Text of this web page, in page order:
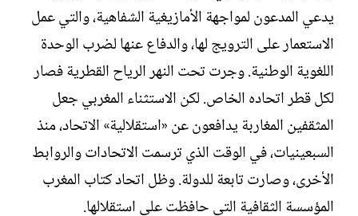
يدعي المدعون لمواجهة الأمازيغية الشفاهية، والتي عمل
الاستعمار على الترويج لها، والدفاع عنها لضرب الوحدة
اللغوية الوطنية. وجرت تحت النهر الرياح القطرية فصار
لكل قطر اتحاده الخاص. لكن الاستثناء المغربي جعل
المثقفين المغاربة يدافعون عن «استقلالية» الاتحاد، منذ
السبعينيات، في الوقت الذي ترسمت الاتحادات والروابط
الأخرى، وصارت تابعة للدولة. وظل اتحاد كتاب المغرب
المؤسسة الثقافية التي حافظت على استقلالها.